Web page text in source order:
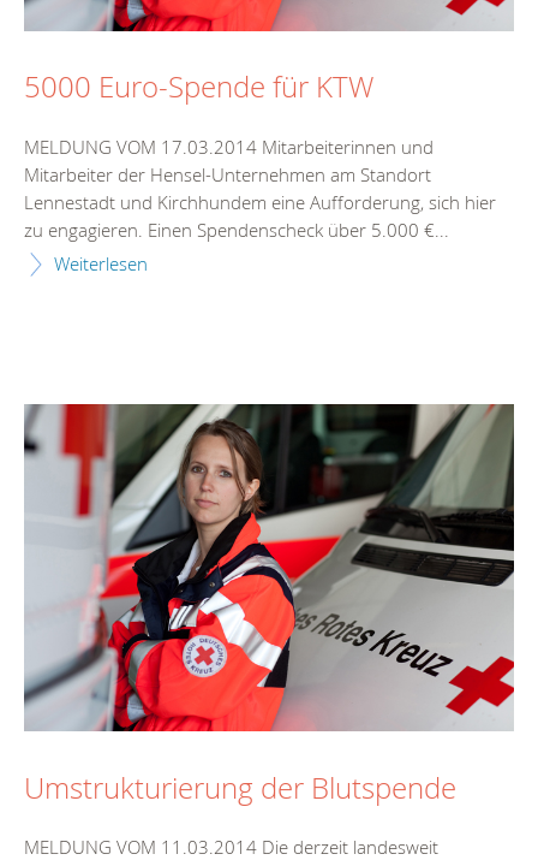
5000 Euro-Spende für KTW
MELDUNG VOM 17.03.2014 Mitarbeiterinnen und
Mitarbeiter der Hensel-Unternehmen am Standort
Lennestadt und Kirchhundem eine Aufforderung, sich hier
zu engagieren. Einen Spendenscheck über 5.000 €...
Weiterlesen
Umstrukturierung der Blutspende
MELDUNG VOM 11.03.2014 Die derzeit landesweit